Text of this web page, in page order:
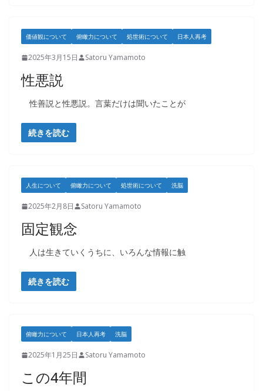
価値観について 俯瞰力について 処世術について 日本人再考
2025年3月15日 Satoru Yamamoto
性悪説
性善説と性悪説。言葉だけは聞いたことが
続きを読む
人生について 俯瞰力について 処世術について 洗脳
2025年2月8日 Satoru Yamamoto
固定観念
人は生きていくうちに、いろんな情報に触
続きを読む
俯瞰力について 日本人再考 洗脳
2025年1月25日 Satoru Yamamoto
この4年間